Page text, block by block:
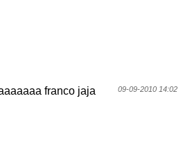
09-09-2010 14:02
franco jaja